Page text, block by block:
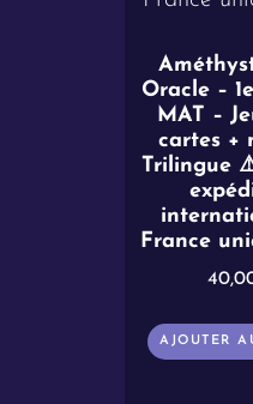
Oracle –
MAT –
cartes +
Trilingue
France
AJOUTER